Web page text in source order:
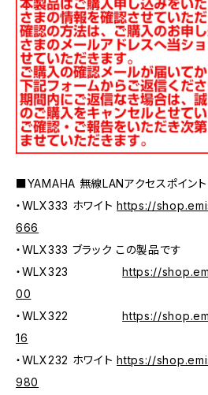
■YAMAHA 無線LANアクセスポイント
・WLX333 ホワイトhttps://
666
・WLX333 ブラック この製品です
・WLX323https://
00
・WLX322https://
16
・WLX232 ホワイトhttps://
980